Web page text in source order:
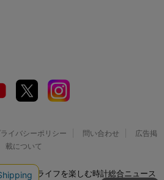
イバシーポリシー 問い合わせ
広告掲
載について
オッチライフを楽しむ時計総合ニュース